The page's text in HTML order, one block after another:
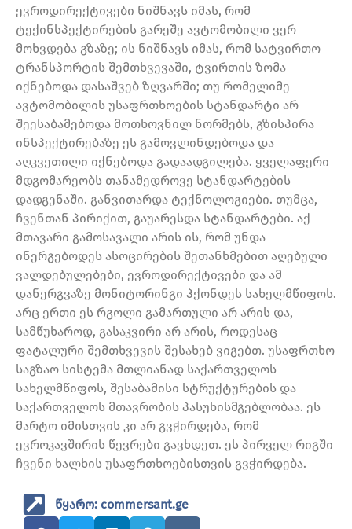
ევროდირექტივები ნიშნავს იმას, რომ
ტექინსპექტირების გარეშე ავტომობილი ვერ
მოხვდება გზაზე; ის ნიშნავს იმას, რომ სატვირთო
ტრანსპორტის შემთხვევაში, ტვირთის ზომა
იქნებოდა დასაშვებ ზღვარში; თუ რომელიმე
ავტომობილის უსაფრთხოების სტანდარტი არ
შეესაბამებოდა მოთხოვნილ ნორმებს, გზისპირა
ინსპექტირებაზე ეს გამოვლინდებოდა და
აღკვეთილი იქნებოდა გადაადგილება. ყველაფერი
მდგომარეობს თანამედროვე სტანდარტების
დადგენაში. განვითარდა ტექნოლოგიები. თუმცა,
ჩვენთან პირიქით, გაუარესდა სტანდარტები. აქ
მთავარი გამოსავალი არის ის, რომ უნდა
ინერგებოდეს ასოცირების შეთანხმებით აღებული
ვალდებულებები, ევროდირექტივები და ამ
დანერგვაზე მონიტორინგი ჰქონდეს სახელმწიფოს.
არც ერთი ეს რგოლი გამართული არ არის და,
სამწუხაროდ, გასაკვირი არ არის, როდესაც
ფატალური შემთხვევის შესახებ ვიგებთ. უსაფრთხო
საგზაო სისტემა მთლიანად საქართველოს
სახელმწიფოს, შესაბამისი სტრუქტურების და
საქართველოს მთავრობის პასუხისმგებლობაა. ეს
მარტო იმისთვის კი არ გვჭირდება, რომ
ევროკავშირის წევრები გავხდეთ. ეს პირველ რიგში
ჩვენი ხალხის უსაფრთხოებისთვის გვჭირდება.
წყარო: commersant.ge